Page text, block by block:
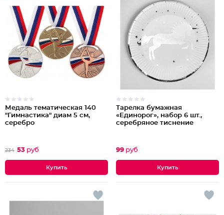
Медаль тематическая 140
"Гимнастика" диам 5 см,
серебро
234 53 руб
Тарелка бумажная
«Единорог», набор 6 шт.,
серебряное тиснение
99 руб